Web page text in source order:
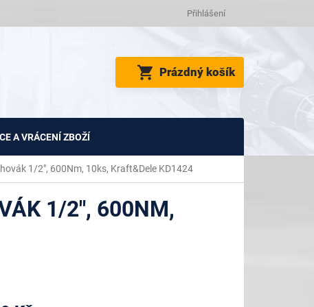
Přihlášení
NÁKUPNÍ
KOŠÍK
Prázdný košík
A VRÁCENÍ ZBOŽÍ
1/2", 600Nm, 10ks, Kraft&Dele KD1424
1/2", 600NM,